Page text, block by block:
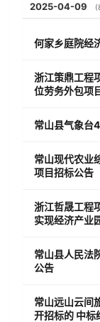
2025-04-09
何家乡庭院经
浙江策鼎工程
位劳务外包项
常山县气象台
常山现代农业
项目招标公告
浙江哲晟工程
实现经济产业
常山县人民法
公告
常山远山云间
开招标的 中标